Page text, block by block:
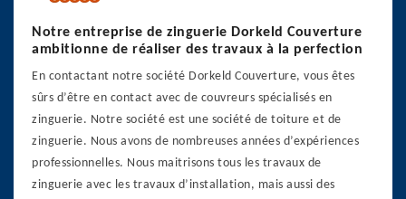
Notre entreprise de zinguerie Dorkeld Couverture
ambitionne de réaliser des travaux à la perfection
En contactant notre société Dorkeld Couverture, vous êtes
sûrs d’être en contact avec de couvreurs spécialisés en
zinguerie. Notre société est une société de toiture et de
zinguerie. Nous avons de nombreuses années d’expériences
professionnelles. Nous maitrisons tous les travaux de
zinguerie avec les travaux d’installation, mais aussi des